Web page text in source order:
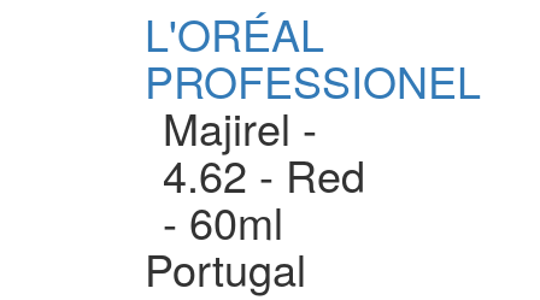
L'ORÉAL
PROFESSIONEL
Majirel -
4.62 - Red
- 60ml
Portugal